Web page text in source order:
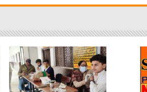
ss
n
g
er
at
A
p
p